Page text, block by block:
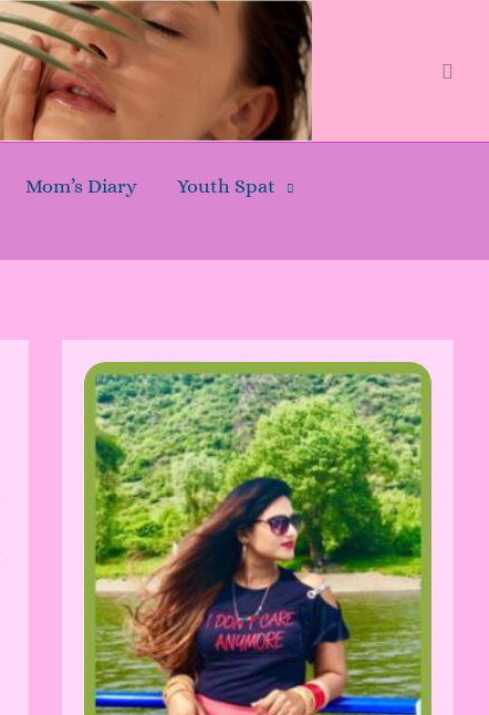
Mom’s Diary
Youth Spat